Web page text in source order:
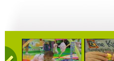
08:21